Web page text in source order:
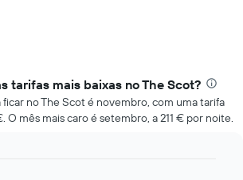
tarifas mais baixas no The Scot?
ficar no The Scot é novembro, com uma tarifa
O mês mais caro é setembro, a 211 € por noite.